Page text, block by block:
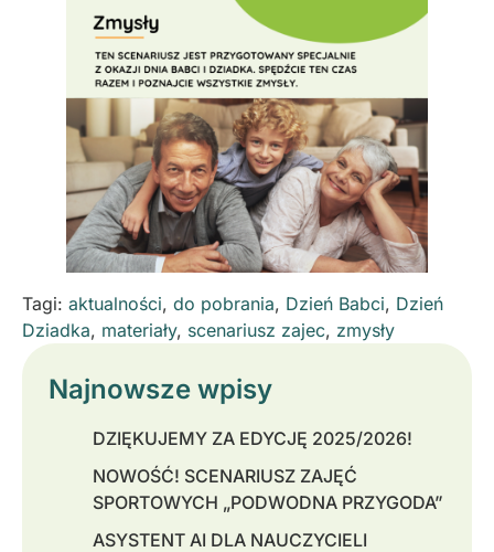
Tagi: aktualności, do pobrania, Dzień Babci, Dzień
Dziadka, materiały, scenariusz zajec, zmysły
Najnowsze wpisy
DZIĘKUJEMY ZA EDYCJĘ 2025/2026!
NOWOŚĆ! SCENARIUSZ ZAJĘĆ
SPORTOWYCH „PODWODNA PRZYGODA”
ASYSTENT AI DLA NAUCZYCIELI